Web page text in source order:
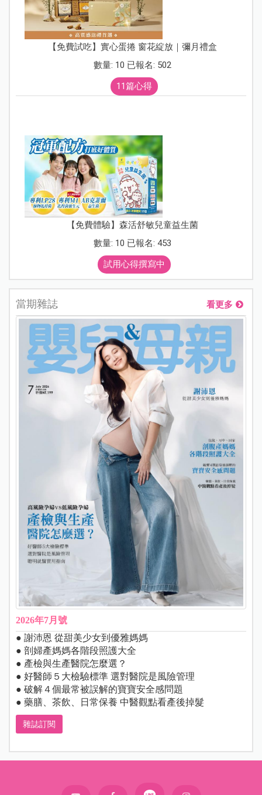
【免費試吃】實心蛋捲 窗花綻放｜彌月禮盒
數量: 10 已報名: 502
11篇心得
【免費體驗】森活舒敏兒童益生菌
數量: 10 已報名: 453
試用心得撰寫中
當期雜誌 看更多
2026年7月號
● 謝沛恩 從甜美少女到優雅媽媽
● 剖婦產媽媽各階段照護大全
● 產檢與生產醫院怎麼選？
● 好醫師５大檢驗標準 選對醫院是風險管理
● 破解４個最常被誤解的寶寶安全感問題
● 藥膳、茶飲、日常保養 中醫觀點看產後掉髮
雜誌訂閱